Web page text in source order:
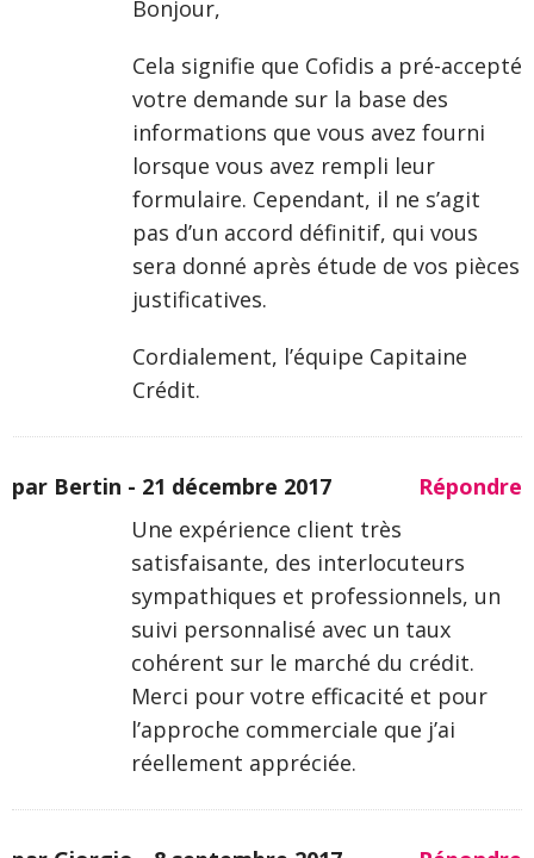
Bonjour,
Cela signifie que Cofidis a pré-accepté
votre demande sur la base des
informations que vous avez fourni
lorsque vous avez rempli leur
formulaire. Cependant, il ne s’agit
pas d’un accord définitif, qui vous
sera donné après étude de vos pièces
justificatives.
Cordialement, l’équipe Capitaine
Crédit.
par Bertin - 21 décembre 2017
Répondre
Une expérience client très
satisfaisante, des interlocuteurs
sympathiques et professionnels, un
suivi personnalisé avec un taux
cohérent sur le marché du crédit.
Merci pour votre efficacité et pour
l’approche commerciale que j’ai
réellement appréciée.